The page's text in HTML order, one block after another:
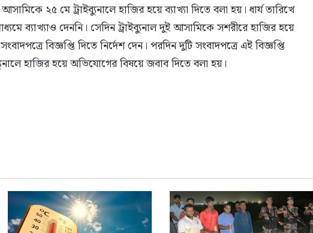
২৫ মে ট্রাইব্যুনালে হাজির হয়ে ব্যাখ্যা দিতে বলা হয়। ধার্য তারিখে
ব্যাখ্যাও দেননি। সেদিন ট্রাইব্যুনাল দুই আসামিকে সশরীরে হাজির হয়ে
বিজ্ঞপ্তি দিতে নির্দেশ দেন। পরদিন দুটি সংবাদপত্রে এই বিজ্ঞপ্তি
হাজির হয়ে অভিযোগের বিষয়ে জবাব দিতে বলা হয়।